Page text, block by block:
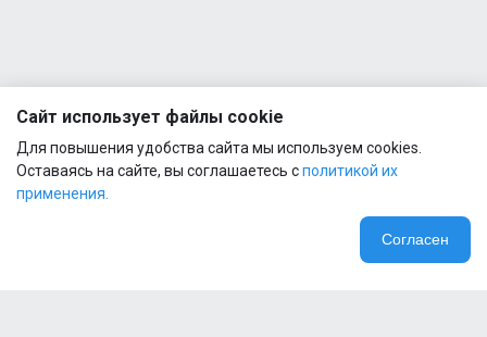
Сайт использует файлы cookie
Для повышения удобства сайта мы используем cookies.
Оставаясь на сайте, вы соглашаетесь сполитикой их
применения.
Согласен